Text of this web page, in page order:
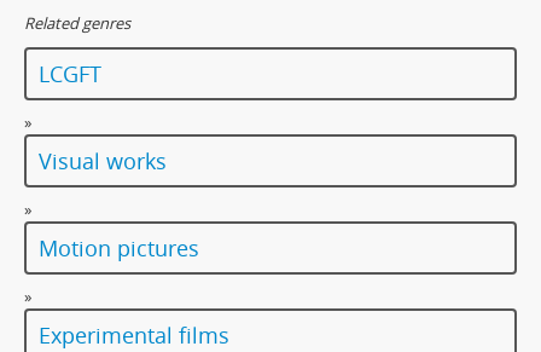
[Subseries] Meditace
[Subseries] O velikosti významu
[Subseries] Bílá skála
[Subseries] Hortvs Winariencis Mayrav
[Subseries] Lampyris
[Subseries] Marienbad
[Subseries] Somnia Molitori / Miller’s visions
[Subseries] Na vrcholu / Zebín
[Subseries] Tvář
[Subseries] Kontrasty života
[Subseries] Kosmické turbulence
Related genres
LCGFT
»
Visual works
»
Motion pictures
»
Experimental films